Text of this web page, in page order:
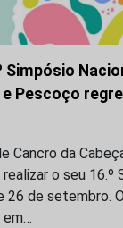
Simpósio
Pescoço
Cancro da
o seu 16.º
26 de setembro. O
em…